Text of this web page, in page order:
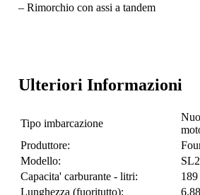
– Rimorchio con assi a tandem
Ulteriori Informazioni
Tipo imbarcazione
Produttore:
Modello:
Capacita' carburante - litri:
Lunghezza (fuoritutto):